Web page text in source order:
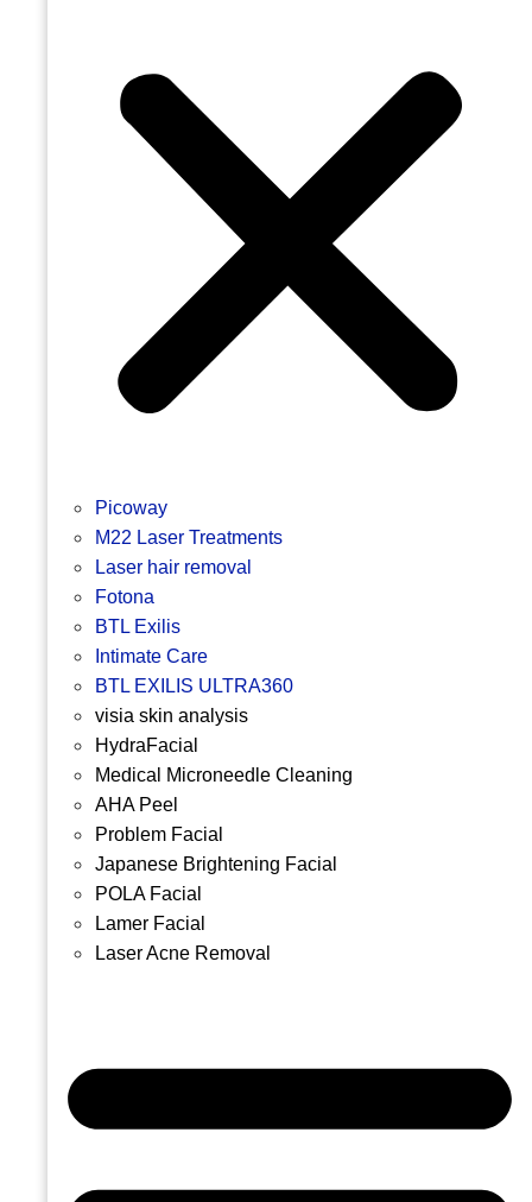
Picoway
M22 Laser Treatments
Laser hair removal
Fotona
BTL Exilis
Intimate Care
BTL EXILIS ULTRA360
visia skin analysis
HydraFacial
Medical Microneedle Cleaning
AHA Peel
Problem Facial
Japanese Brightening Facial
POLA Facial
Lamer Facial
Laser Acne Removal